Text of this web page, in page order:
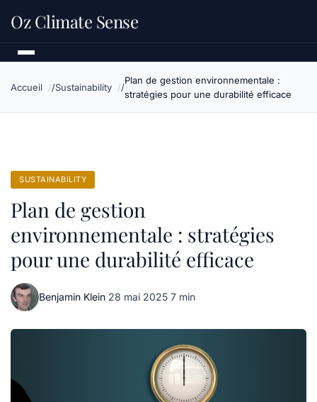
Oz Climate Sense
Accueil Sustainability
Plan de gestion environnementale :
stratégies pour une durabilité efficace
SUSTAINABILITY
Plan de gestion
environnementale : stratégies
pour une durabilité efficace
Benjamin Klein·28 mai 2025·7 min